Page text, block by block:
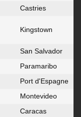
Castries
Kingstown
San Salvador
Paramaribo
Port d'Espagne
Montevideo
Caracas